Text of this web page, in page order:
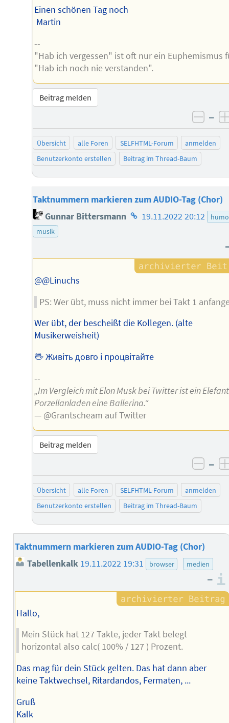
Einen schönen Tag noch
Martin
--
"Hab ich vergessen" ist oft nur ein Euphemismus
"Hab ich noch nie verstanden".
Beitrag melden
–
Übersicht alle Foren SELFHTML-Forum
anmelden
Benutzerkonto erstellen
Beitrag im Thread-Baum
Taktnummern markieren zum AUDIO-Tag (Chor)
Gunnar Bittersmann Homepage
19.11.2022 20:12
musik
@@Linuchs
PS: Wer übt, muss nicht immer bei Takt 1
Wer übt, der bescheißt die Kollegen. (alte
Musikerweisheit)
🖖 Живіть довго і процвітайте
--
„Im Vergleich mit Elon Musk bei Twitter ist ein
Porzellanladen eine Ballerina.“
— @Grantscheam auf Twitter
Beitrag melden
–
Übersicht alle Foren SELFHTML-Forum
anmelden
Benutzerkonto erstellen
Beitrag im Thread-Baum
Taktnummern markieren zum AUDIO-Tag (Chor)
Tabellenkalk 19.11.2022 19:31 browser medien
–
Hallo,
Mein Stück hat 127 Takte, jeder Takt belegt
horizontal also calc( 100% / 127 ) Prozent.
Das mag für dein Stück gelten. Das hat dann aber
keine Taktwechsel, Ritardandos, Fermaten, ...
Gruß
Kalk